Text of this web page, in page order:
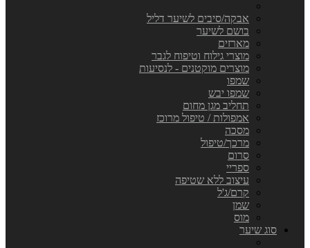
אבקה/סיבים לשיער דליל
בושם לשיער
מארזים
מוצרי גילוח וטיפוח לגבר
מוצרים מוקטנים - לנסיעות
שמפו
שמפו יבש
תחליב מגן מחום
אמפולות / טיפול מרוכז
מסכה
מרכך/טיפול
סרום
ספריי
עיצוב ללא שטיפה
קרם/ג'ל
שמן
מוס
סוג שיער